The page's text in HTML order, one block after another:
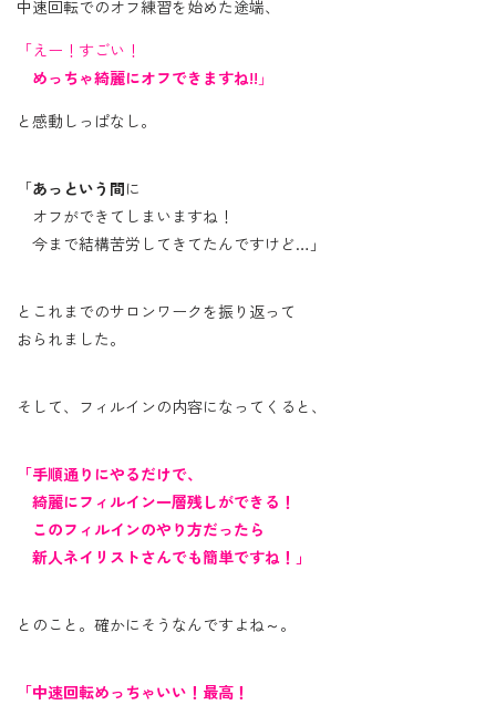
中速回転でのオフ練習を始めた途端、
「えー！すごい！
めっちゃ綺麗にオフできますね!! 」
と感動しっぱなし。
「あっという間に
オフができてしまいますね！
今まで結構苦労してきてたんですけど…」
とこれまでのサロンワークを振り返って
おられました。
そして、フィルインの内容になってくると、
「手順通りにやるだけで、
綺麗にフィルイン一層残しができる！
このフィルインのやり方だったら
新人ネイリストさんでも簡単ですね！」
とのこと。確かにそうなんですよね～。
「中速回転めっちゃいい！最高！